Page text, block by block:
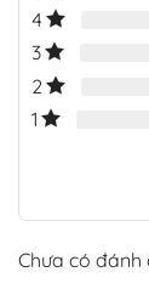
4
3
2
1
Chưa có đánh